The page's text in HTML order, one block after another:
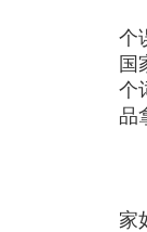
个
国
个
品
家